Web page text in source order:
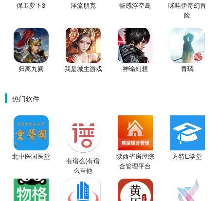
保卫萝卜3 洋流朋克 畅感浮空岛
咪哇伊奇幻冒
险
归离九阙 我是城主游戏 神谕幻想 青璃
热门软件
北中医国医堂
有谱么(有谱
么吉他
谱)V3.3
陕西省房屋综
合管理平台
方特E学堂